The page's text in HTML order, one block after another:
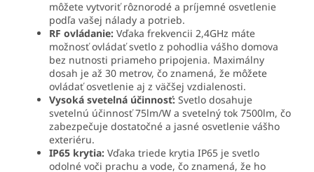
môžete vytvoriť rôznorodé a príjemné osvetlenie
podľa vašej nálady a potrieb.
RF ovládanie: Vďaka frekvencii 2,4GHz máte
možnosť ovládať svetlo z pohodlia vášho domova
bez nutnosti priameho pripojenia. Maximálny
dosah je až 30 metrov, čo znamená, že môžete
ovládať osvetlenie aj z väčšej vzdialenosti.
Vysoká svetelná účinnosť: Svetlo dosahuje
svetelnú účinnosť 75lm/W a svetelný tok 7500lm, čo
zabezpečuje dostatočné a jasné osvetlenie vášho
exteriéru.
IP65 krytia: Vďaka triede krytia IP65 je svetlo
odolné voči prachu a vode, čo znamená, že ho